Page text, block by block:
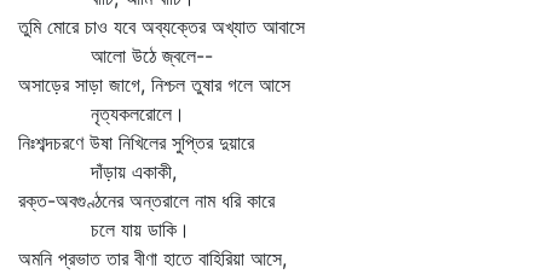
তুমি মোরে চাও যবে অব্যক্তের অখ্যাত আবাসে
আলো উঠে জ্বলে--
অসাড়ের সাড়া জাগে, নিশ্চল তুষার গলে আসে
নৃত্যকলরোলে।
নিঃশব্দচরণে উষা নিখিলের সুপ্তির দুয়ারে
দাঁড়ায় একাকী,
রক্ত-অবগুণ্ঠনের অন্তরালে নাম ধরি কারে
চলে যায় ডাকি।
অমনি প্রভাত তার বীণা হাতে বাহিরিয়া আসে,